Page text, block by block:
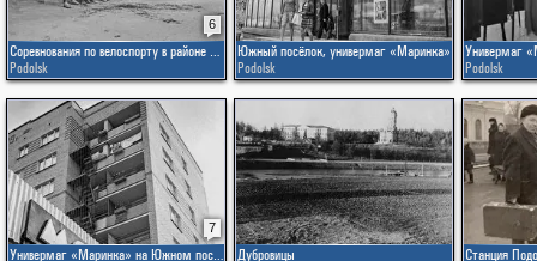
Соревнования по велоспорту в районе Подольска. День первый
Podolsk
6
Южный посёлок, универмаг «Маринка»
Podolsk Podolsk
Универмаг «Маринка» на Южном посёлке
7
Дубровицы Станция